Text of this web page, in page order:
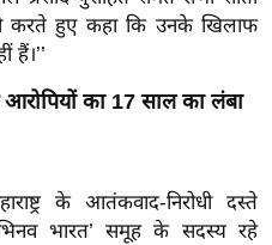
करते हुए कहा कि उनके खिलाफ
हैं।’’
आरोपियों का 17 साल का लंबा
के आतंकवाद-निरोधी दस्ते
भारत’ समूह के सदस्य रहे